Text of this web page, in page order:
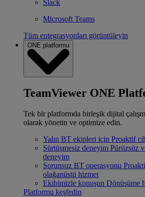
Slack
Microsoft Teams
Tüm entegrasyonları görüntüleyin
ONE platformu
TeamViewer ONE
Tek bir platformda birleşik dijital
olarak yönetin ve optimize edin.
Yalın BT ekipleri için Proaktif
Sürtüşmesiz deneyim Pürüzsüz
deneyim
Sorunsuz BT operasyonu
olağanüstü hizmet
Ekibimizle konuşun Dönüşüme
Platformu keşfedin